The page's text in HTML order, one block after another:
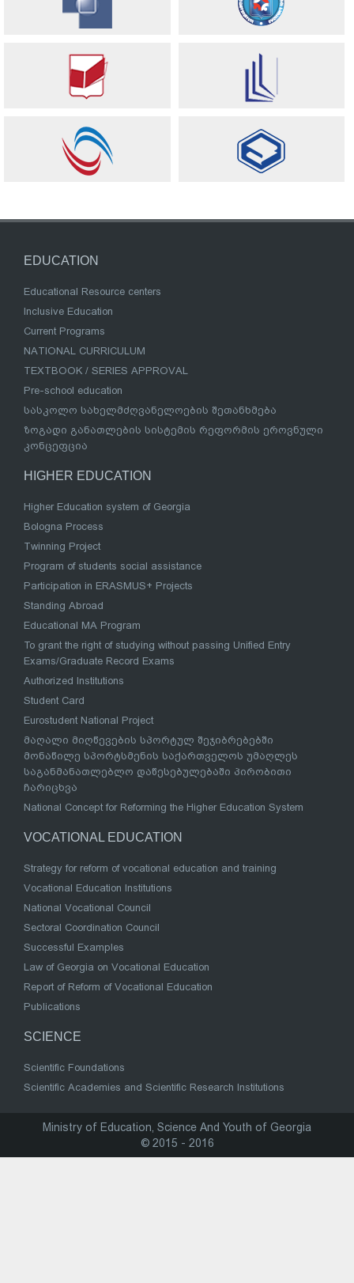
EDUCATION
Educational Resource centers
Inclusive Education
Current Programs
NATIONAL CURRICULUM
TEXTBOOK / SERIES APPROVAL
Pre-school education
სასკოლო სახელმძღვანელოების შეთანხმება
ზოგადი განათლების სისტემის რეფორმის ეროვნული
კონცეფცია
HIGHER EDUCATION
Higher Education system of Georgia
Bologna Process
Twinning Project
Program of students social assistance
Participation in ERASMUS+ Projects
Standing Abroad
Educational MA Program
To grant the right of studying without passing Unified Entry
Exams/Graduate Record Exams
Authorized Institutions
Student Card
Eurostudent National Project
მაღალი მიღწევების სპორტულ შეჯიბრებებში
მონაწილე სპორტსმენის საქართველოს უმაღლეს
საგანმანათლებლო დაწესებულებაში პირობითი
ჩარიცხვა
National Concept for Reforming the Higher Education System
VOCATIONAL EDUCATION
Strategy for reform of vocational education and training
Vocational Education Institutions
National Vocational Council
Sectoral Coordination Council
Successful Examples
Law of Georgia on Vocational Education
Report of Reform of Vocational Education
Publications
SCIENCE
Scientific Foundations
Scientific Academies and Scientific Research Institutions
Ministry of Education, Science And Youth of Georgia
© 2015 - 2016